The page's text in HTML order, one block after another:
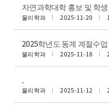
물리학과 2025-11-20
2025학년도 동계 계절수
물리학과 2025-11-18
.
물리학과 2025-11-12